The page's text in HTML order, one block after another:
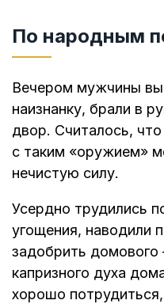
По народным
Вечером мужчины
наизнанку, брали в
двор. Считалось,
с таким «оружием»
нечистую силу.
Усердно трудились
угощения, наводили
задобрить
капризного духа
хорошо